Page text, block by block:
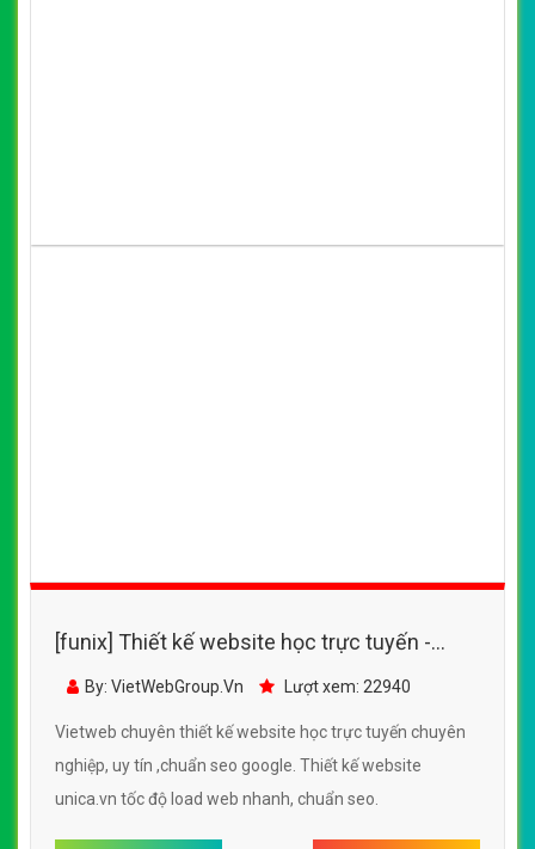
[funix] Thiết kế website học trực tuyến -
unica.vn đẹp SEO nhanh hiệu quả
By: VietWebGroup.Vn Lượt xem: 22940
Vietweb chuyên thiết kế website học trực tuyến chuyên
nghiệp, uy tín ,chuẩn seo google. Thiết kế website
unica.vn tốc độ load web nhanh, chuẩn seo.